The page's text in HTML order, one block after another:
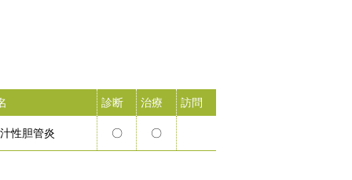
診断 治療 訪問
性胆管炎 〇 〇